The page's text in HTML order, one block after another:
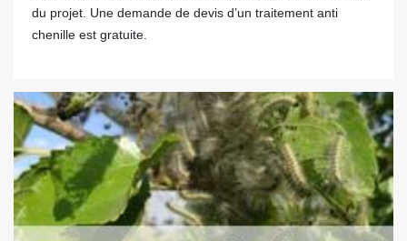
du projet. Une demande de devis d’un traitement anti
chenille est gratuite.